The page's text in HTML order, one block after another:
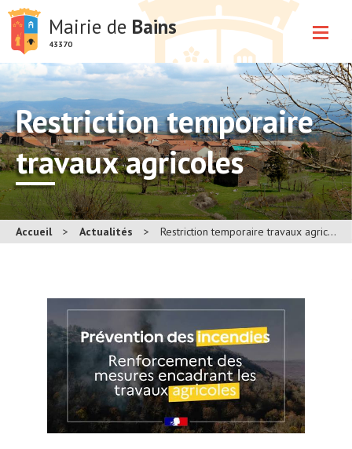
Mairie de Bains
43370
Restriction temporaire
travaux agricoles
Accueil > Actualités > Restriction temporaire travaux agricoles